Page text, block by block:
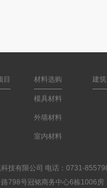
目 材料选购
模具材料
外墙材料
室内材料
建
技有限公司 电话：0731-
798号冠铭商务中心6栋1006房